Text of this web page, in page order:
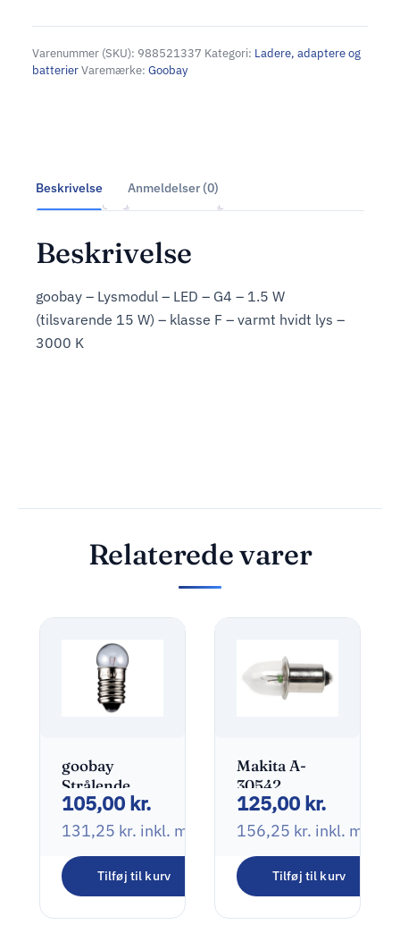
Varenummer (SKU): 988521337 Kategori: Ladere, adaptere og
batterierVaremærke: Goobay
Beskrivelse Anmeldelser (0)
Beskrivelse
goobay – Lysmodul – LED – G4 – 1.5 W
(tilsvarende 15 W) – klasse F – varmt hvidt lys –
3000 K
Relaterede varer
goobay
Strålende
lyspære
1.14W 2700K
Varmt hvidt
lys
105,00 kr.
131,25 kr. inkl. moms
Tilføj til kurv
Makita A-
30542
Strålende
lyspære
125,00 kr.
156,25 kr. inkl. moms
Tilføj til kurv